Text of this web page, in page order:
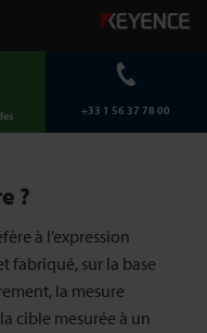
+33 1 56 37 78 00
?
à l’expression
fabriqué, sur la base
la mesure
cible mesurée à un